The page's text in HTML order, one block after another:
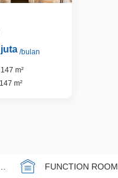
/bulan
m²
m²
FUNCTION ROOM